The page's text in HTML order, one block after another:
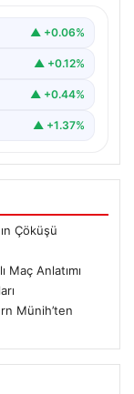
eden…
▲ +0.06%
▲ +0.12%
▲ +0.44%
▲ +1.37%
Çöküşü
Maç Anlatımı
Münih’ten